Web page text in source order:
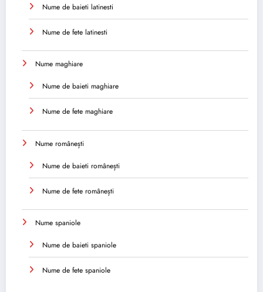
Nume de baieti latinesti
Nume de fete latinesti
Nume maghiare
Nume de baieti maghiare
Nume de fete maghiare
Nume românești
Nume de baieti românești
Nume de fete românești
Nume spaniole
Nume de baieti spaniole
Nume de fete spaniole